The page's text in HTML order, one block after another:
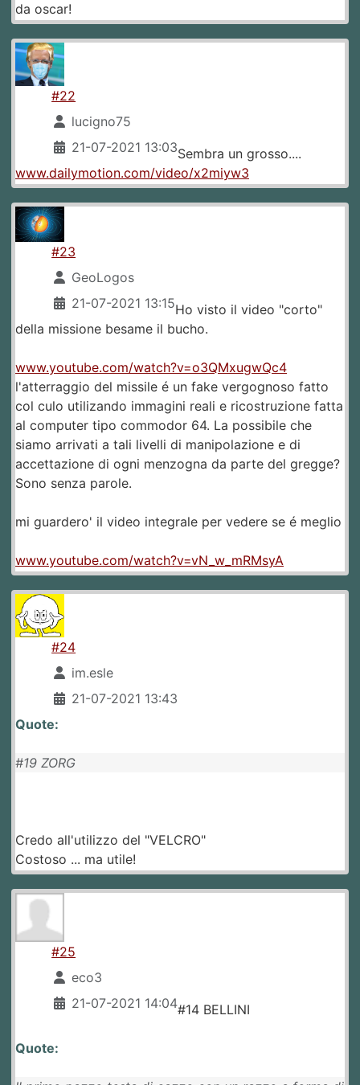
da oscar!
#22
lucigno75
21-07-2021 13:03Sembra un grosso....
www.dailymotion.com/video/x2miyw3
#23
GeoLogos
21-07-2021 13:15Ho visto il video "corto"
della missione besame il bucho.
www.youtube.com/watch?v=o3QMxugwQc4
l'atterraggio del missile é un fake vergognoso fatto
col culo utilizando immagini reali e ricostruzione fatta
al computer tipo commodor 64. La possibile che
siamo arrivati a tali livelli di manipolazione e di
accettazione di ogni menzogna da parte del gregge?
Sono senza parole.
mi guardero' il video integrale per vedere se é meglio
www.youtube.com/watch?v=vN_w_mRMsyA
#24
im.esle
21-07-2021 13:43
Quote:
#19 ZORG
Credo all'utilizzo del "VELCRO"
Costoso ... ma utile!
#25
eco3
21-07-2021 14:04#14 BELLINI
Quote: